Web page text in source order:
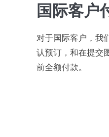
国际客户
对于国际客户，我
认预订，和在提交
前全额付款。